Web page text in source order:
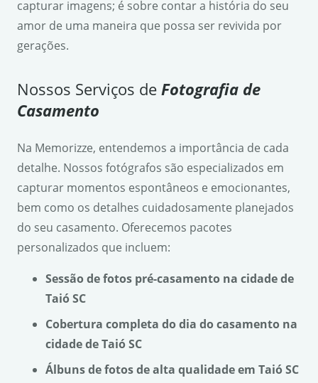
capturar imagens; é sobre contar a história do seu
amor de uma maneira que possa ser revivida por
gerações.
Nossos Serviços de Fotografia de
Casamento
Na Memorizze, entendemos a importância de cada
detalhe. Nossos fotógrafos são especializados em
capturar momentos espontâneos e emocionantes,
bem como os detalhes cuidadosamente planejados
do seu casamento. Oferecemos pacotes
personalizados que incluem:
Sessão de fotos pré-casamento na cidade de
Taió SC
Cobertura completa do dia do casamento na
cidade de Taió SC
Álbuns de fotos de alta qualidade em Taió SC